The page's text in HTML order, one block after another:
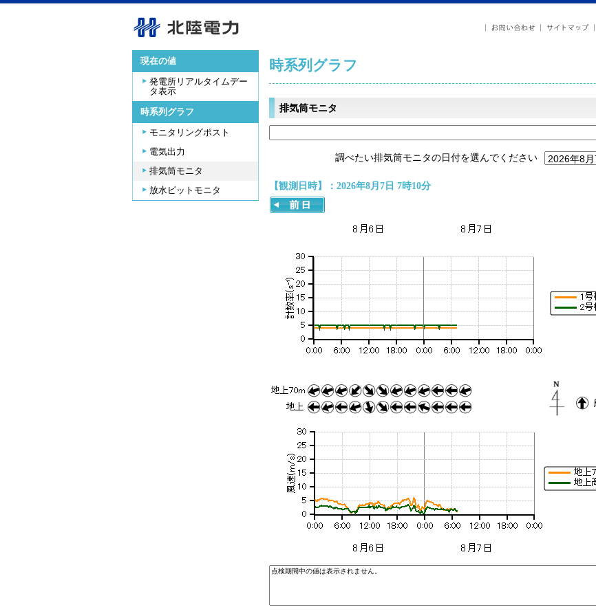
現在の値
発電所リアルタイムデー
タ表示
時系列グラフ
モニタリングポスト
電気出力
排気筒モニタ
放水ピットモニタ
時系列グラフ
排気筒モニタ
調べたい排気筒モニタの日付を選んでください
【観測日時】：2026年8月7日 7時10分